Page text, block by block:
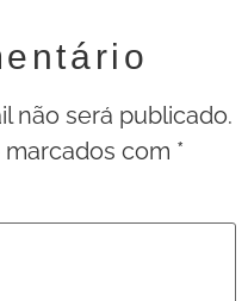
não será publicado.
com *